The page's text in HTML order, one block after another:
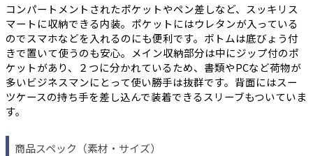
コンパートメントされたポケットやペン差しなど、スッキリス
マートに収納できる内装。ポケットにはウレタンが入っている
のでスマホなどを入れるのにも便利です。ボトムは底びょう付
きで置いて使うのも安心。メイン収納部分は中にジップ付のポ
ケットがあり、２つに分かれているため、書類やPCなど荷物が
多いビジネスマンにとって使い勝手は抜群です。背面にはスー
ツケースの持ち手を差し込んで装着できるスリーブもついていま
す。
商品スペック（素材・サイズ）